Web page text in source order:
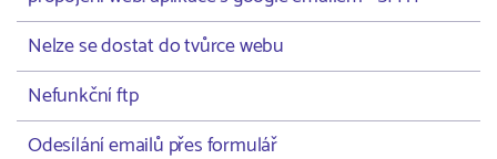
Nelze se dostat do tvůrce webu
Nefunkční ftp
Odesílání emailů přes formulář